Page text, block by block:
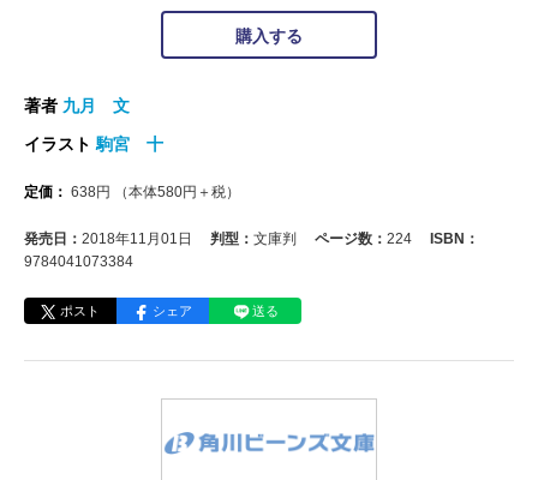
購入する
著者 九月 文
イラスト 駒宮 十
定価： 638円 （本体580円＋税）
発売日： 2018年11月01日 判型： 文庫判 ページ数： 224
ISBN：
9784041073384
ポスト シェア 送る